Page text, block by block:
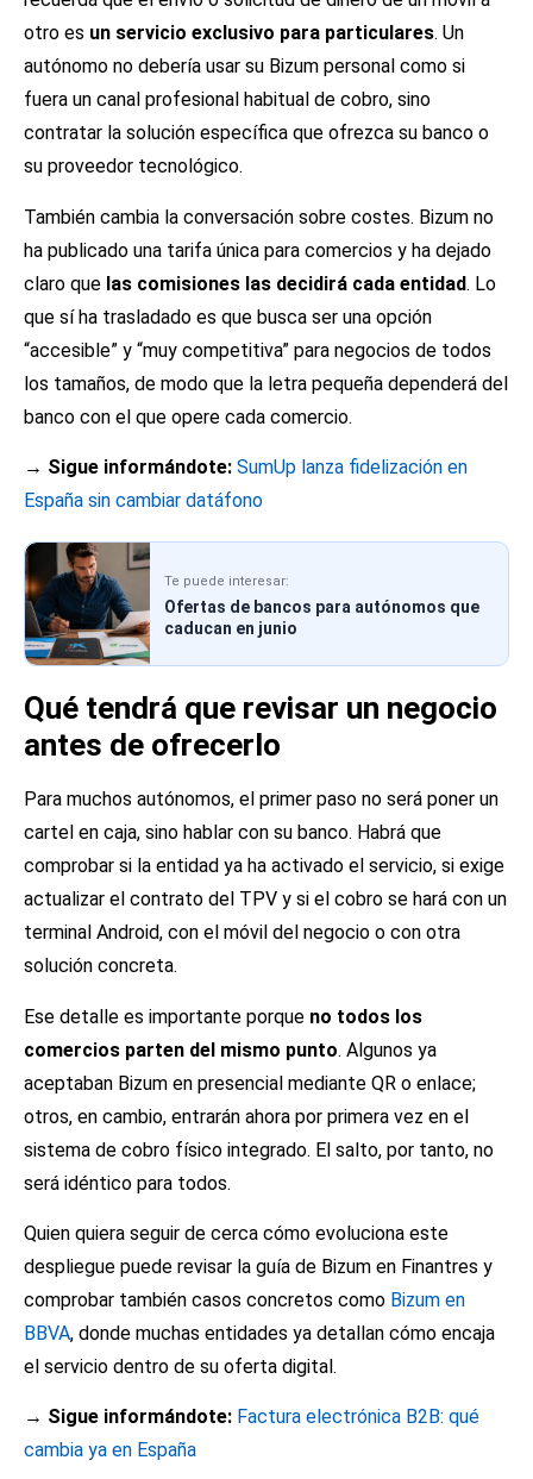
otro es un servicio exclusivo para particulares. Un
autónomo no debería usar su Bizum personal como si
fuera un canal profesional habitual de cobro, sino
contratar la solución específica que ofrezca su banco o
su proveedor tecnológico.
También cambia la conversación sobre costes. Bizum no
ha publicado una tarifa única para comercios y ha dejado
claro que las comisiones las decidirá cada entidad. Lo
que sí ha trasladado es que busca ser una opción
“accesible” y “muy competitiva” para negocios de todos
los tamaños, de modo que la letra pequeña dependerá del
banco con el que opere cada comercio.
→ Sigue informándote: SumUp lanza fidelización en
España sin cambiar datáfono
Te puede interesar:
Ofertas de bancos para autónomos que
caducan en junio
Qué tendrá que revisar un negocio
antes de ofrecerlo
Para muchos autónomos, el primer paso no será poner un
cartel en caja, sino hablar con su banco. Habrá que
comprobar si la entidad ya ha activado el servicio, si exige
actualizar el contrato del TPV y si el cobro se hará con un
terminal Android, con el móvil del negocio o con otra
solución concreta.
Ese detalle es importante porque no todos los
comercios parten del mismo punto. Algunos ya
aceptaban Bizum en presencial mediante QR o enlace;
otros, en cambio, entrarán ahora por primera vez en el
sistema de cobro físico integrado. El salto, por tanto, no
será idéntico para todos.
Quien quiera seguir de cerca cómo evoluciona este
despliegue puede revisar la guía de Bizum en Finantres y
comprobar también casos concretos como Bizum en
BBVA, donde muchas entidades ya detallan cómo encaja
el servicio dentro de su oferta digital.
→ Sigue informándote: Factura electrónica B2B: qué
cambia ya en España